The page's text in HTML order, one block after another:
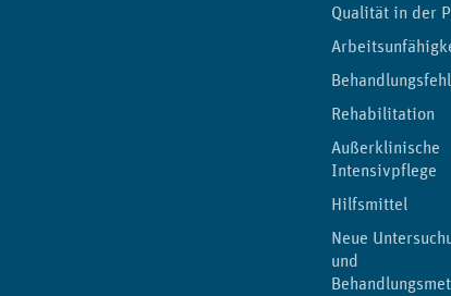
Qualität in der
Rehabilitation
Außerklinische
Intensivpflege
Hilfsmittel
Neue
und